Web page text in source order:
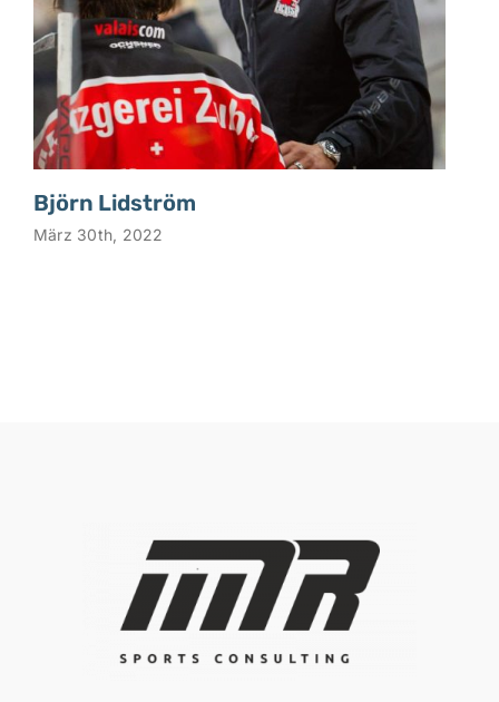
Björn Lidström
März 30th, 2022